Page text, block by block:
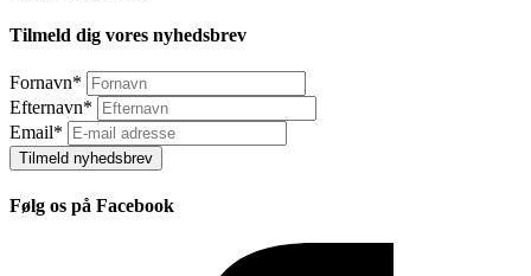
Tilmeld dig vores nyhedsbrev
Fornavn*
Efternavn*
Email*
Tilmeld nyhedsbrev
Følg os på Facebook